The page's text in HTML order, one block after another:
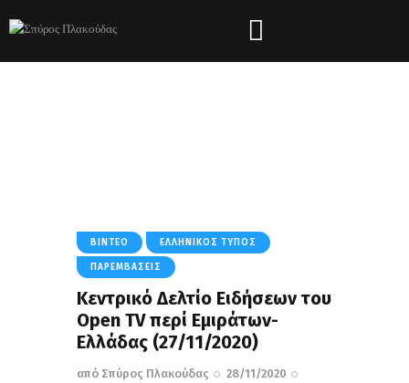
ΒΊΝΤΕΟ ΕΛΛΗΝΙΚΌΣ ΤΎΠΟΣ
ΠΑΡΕΜΒΆΣΕΙΣ
Κεντρικό Δελτίο Ειδήσεων του
Open TV περί Εμιράτων-
Ελλάδας (27/11/2020)
από Σπύρος Πλακούδας
28/11/2020